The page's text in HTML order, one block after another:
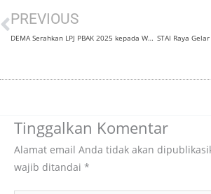
Prev
PREVIOUS
DEMA Serahkan LPJ PBAK 2025 kepada Wakil Ketua III STAI RAYA Jember
Tinggalkan Komentar
Alamat email Anda tidak akan
wajib ditandai *